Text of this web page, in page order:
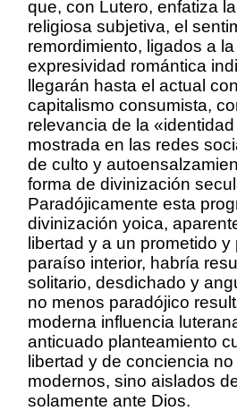
que, con Lutero, enfatiza
religiosa subjetiva, el
remordimiento, ligados a
expresividad romántica
llegarán hasta el actual
capitalismo consumista,
relevancia de la
mostrada en las redes
de culto y
forma de divinización
Paradójicamente esta
divinización yoica,
libertad y a un prometido y
paraíso interior, habría
solitario, desdichado y
no menos paradójico
moderna influencia
anticuado planteamiento
libertad y de conciencia
modernos, sino aislados
solamente ante Dios.